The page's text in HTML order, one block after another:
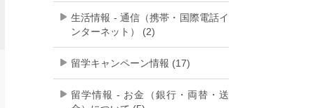
生活情報 - 通信（携帯・国際電話イ
ンターネット） (2)
留学キャンペーン情報 (17)
留学情報 - お金（銀行・両替・送